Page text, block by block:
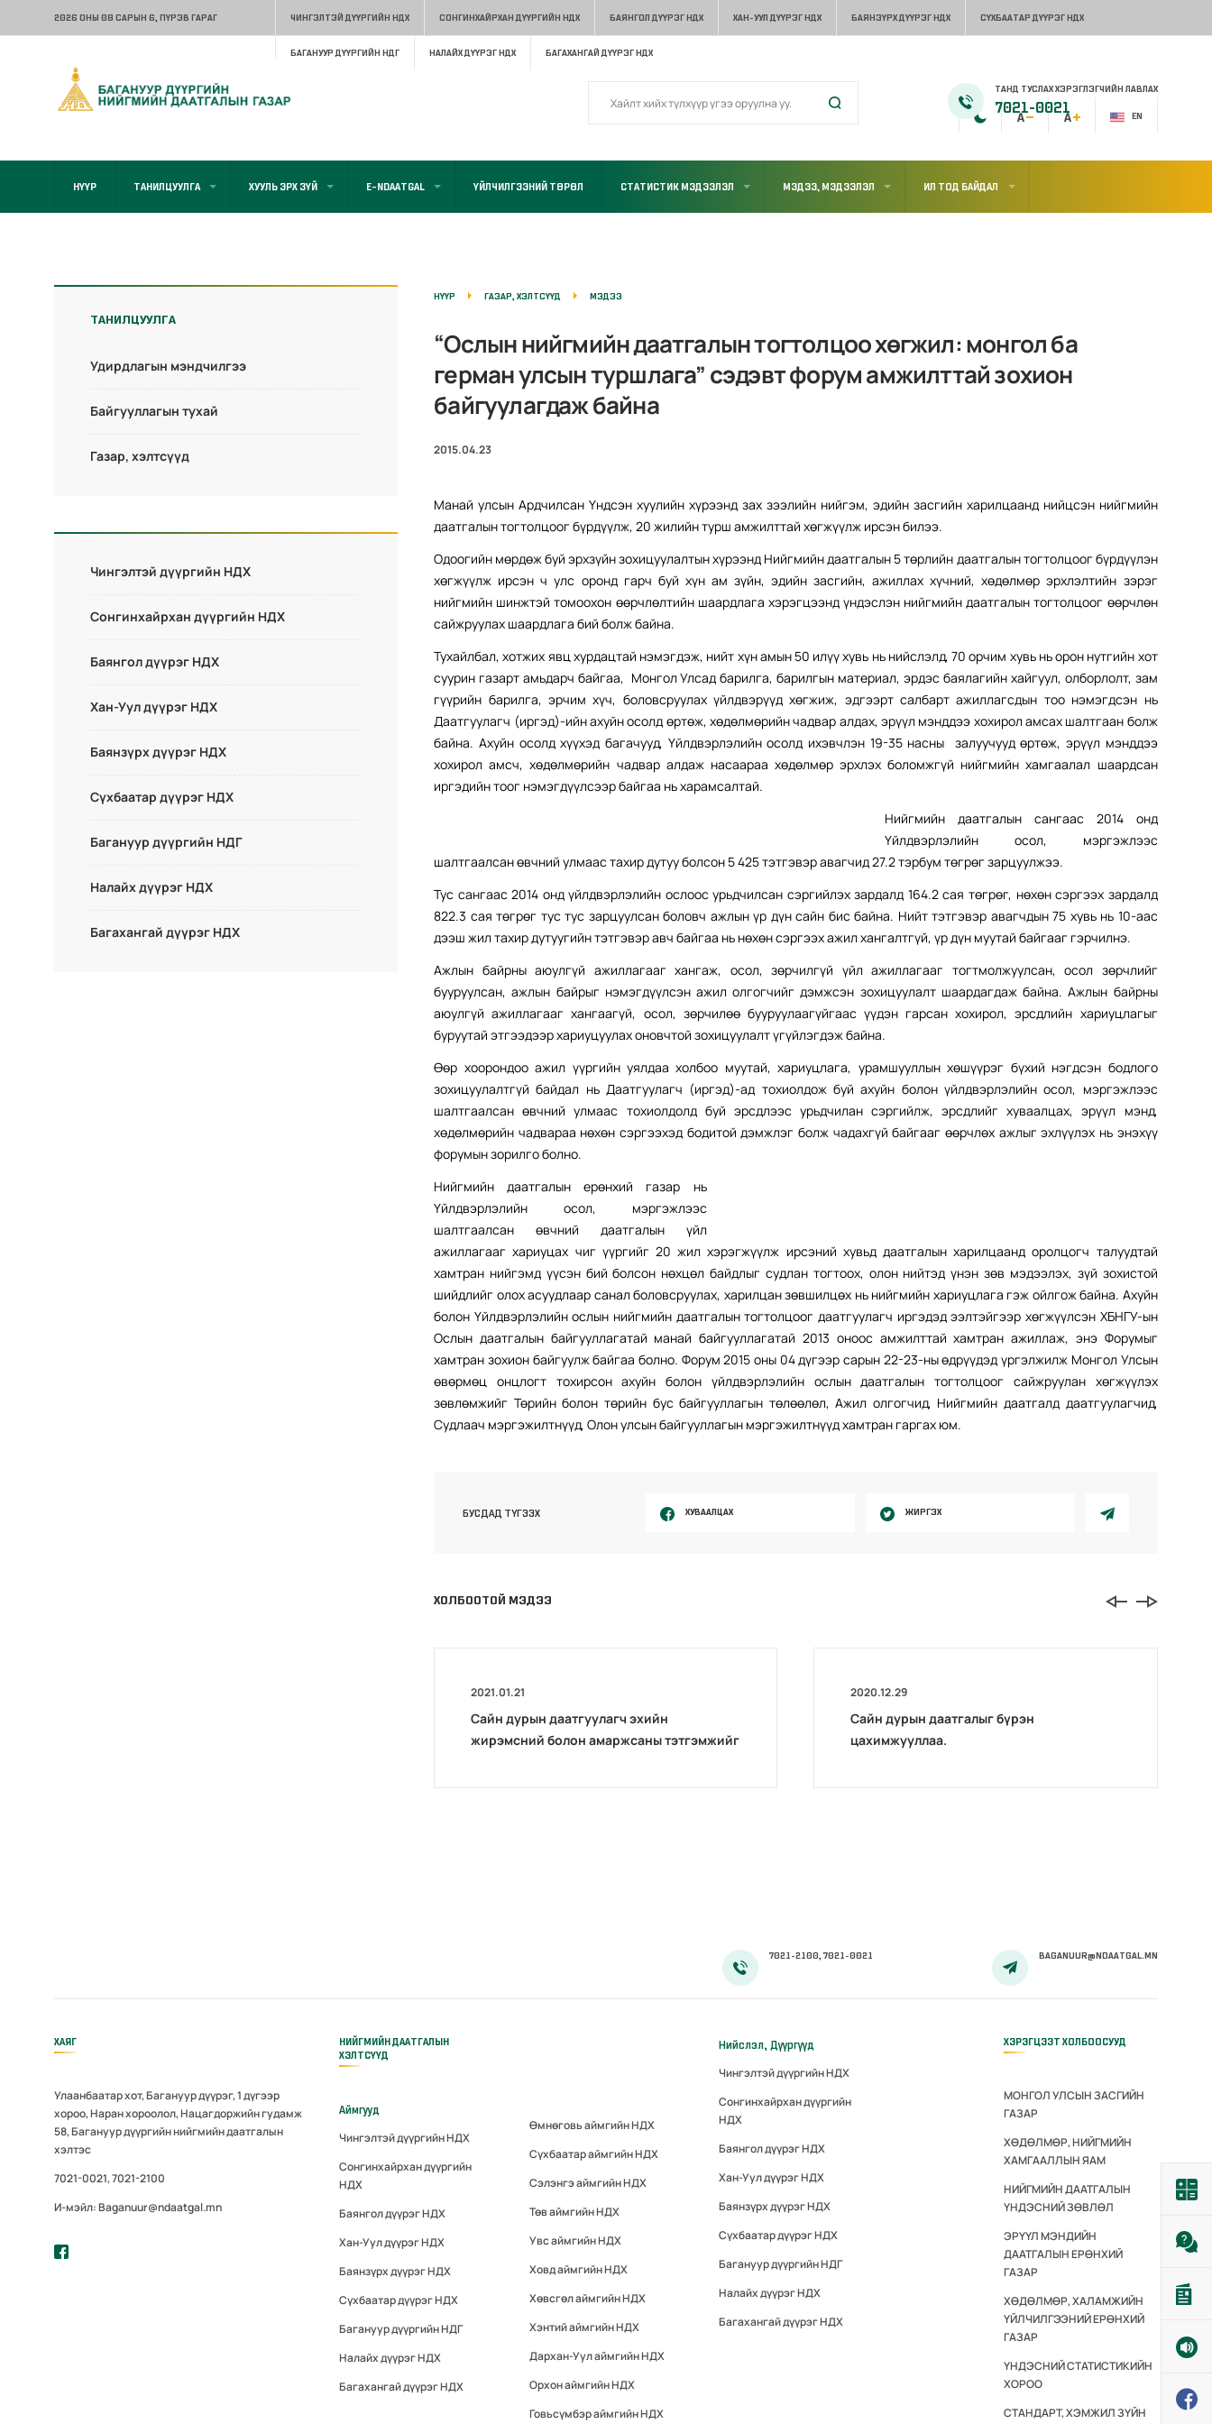
2026 ОНЫ 08 САРЫН 6, ПҮРЭВ ГАРАГ ЧИНГЭЛТЭЙ ДҮҮРГИЙН НДХ СОНГИНХАЙРХАН ДҮҮРГИЙН НДХ БАЯНГОЛ ДҮҮРЭГ НДХ ХАН-УУЛ ДҮҮРЭГ НДХ БАЯНЗҮРХ ДҮҮРЭГ НДХ СҮХБААТАР ДҮҮРЭГ НДХ
БАГАНУУР ДҮҮРГИЙН НДГ НАЛАЙХ ДҮҮРЭГ НДХ БАГАХАНГАЙ ДҮҮРЭГ НДХ
EN
ТАНД ТУСЛАХ ХЭРЭГЛЭГЧИЙН ЛАВЛАХ
7021-0021
НҮҮР ТАНИЛЦУУЛГА ХУУЛЬ ЭРХ ЗҮЙ E-NDAATGAL ҮЙЛЧИЛГЭЭНИЙ ТӨРӨЛ СТАТИСТИК МЭДЭЭЛЭЛ МЭДЭЭ, МЭДЭЭЛЭЛ ИЛ ТОД БАЙДАЛ
ТАНИЛЦУУЛГА
Удирдлагын мэндчилгээ
Байгууллагын тухай
Газар, хэлтсүүд
Чингэлтэй дүүргийн НДХ
Сонгинхайрхан дүүргийн НДХ
Баянгол дүүрэг НДХ
Хан-Уул дүүрэг НДХ
Баянзүрх дүүрэг НДХ
Сүхбаатар дүүрэг НДХ
Багануур дүүргийн НДГ
Налайх дүүрэг НДХ
Багахангай дүүрэг НДХ
НҮҮР ГАЗАР, ХЭЛТСҮҮД МЭДЭЭ
“Ослын нийгмийн даатгалын тогтолцоо хөгжил: монгол ба
герман улсын туршлага” сэдэвт форум амжилттай зохион
байгуулагдаж байна
2015.04.23
Манай улсын Ардчилсан Үндсэн хуулийн хүрээнд зах зээлийн нийгэм, эдийн засгийн харилцаанд нийцсэн нийгмийн
даатгалын тогтолцоог бүрдүүлж, 20 жилийн турш амжилттай хөгжүүлж ирсэн билээ.
Одоогийн мөрдөж буй эрхзүйн зохицуулалтын хүрээнд Нийгмийн даатгалын 5 төрлийн даатгалын тогтолцоог бүрдүүлэн
хөгжүүлж ирсэн ч улс оронд гарч буй хүн ам зүйн, эдийн засгийн, ажиллах хүчний, хөдөлмөр эрхлэлтийн зэрэг
нийгмийн шинжтэй томоохон өөрчлөлтийн шаардлага хэрэгцээнд үндэслэн нийгмийн даатгалын тогтолцоог өөрчлөн
сайжруулах шаардлага бий болж байна.
Тухайлбал, хотжих явц хурдацтай нэмэгдэж, нийт хүн амын 50 илүү хувь нь нийслэлд, 70 орчим хувь нь орон нутгийн хот
суурин газарт амьдарч байгаа, Монгол Улсад барилга, барилгын материал, эрдэс баялагийн хайгуул, олборлолт, зам
гүүрийн барилга, эрчим хүч, боловсруулах үйлдвэрүүд хөгжиж, эдгээрт салбарт ажиллагсдын тоо нэмэгдсэн нь
Даатгуулагч (иргэд)-ийн ахуйн осолд өртөж, хөдөлмөрийн чадвар алдах, эрүүл мэнддээ хохирол амсах шалтгаан болж
байна. Ахуйн осолд хүүхэд багачууд, Үйлдвэрлэлийн осолд ихэвчлэн 19-35 насны залуучууд өртөж, эрүүл мэнддээ
хохирол амсч, хөдөлмөрийн чадвар алдаж насаараа хөдөлмөр эрхлэх боломжгүй нийгмийн хамгаалал шаардсан
иргэдийн тоог нэмэгдүүлсээр байгаа нь харамсалтай.
Нийгмийн даатгалын сангаас 2014 онд
Үйлдвэрлэлийн осол, мэргэжлээс
шалтгаалсан өвчний улмаас тахир дутуу болсон 5 425 тэтгэвэр авагчид 27.2 тэрбум төгрөг зарцуулжээ.
Тус сангаас 2014 онд үйлдвэрлэлийн ослоос урьдчилсан сэргийлэх зардалд 164.2 сая төгрөг, нөхөн сэргээх зардалд
822.3 сая төгрөг тус тус зарцуулсан боловч ажлын үр дүн сайн бис байна. Нийт тэтгэвэр авагчдын 75 хувь нь 10-аас
дээш жил тахир дутуугийн тэтгэвэр авч байгаа нь нөхөн сэргээх ажил хангалтгүй, үр дүн муутай байгааг гэрчилнэ.
Ажлын байрны аюулгүй ажиллагааг хангаж, осол, зөрчилгүй үйл ажиллагааг тогтмолжуулсан, осол зөрчлийг
бууруулсан, ажлын байрыг нэмэгдүүлсэн ажил олгогчийг дэмжсэн зохицуулалт шаардагдаж байна. Ажлын байрны
аюулгүй ажиллагааг хангаагүй, осол, зөрчилөө бууруулаагүйгаас үүдэн гарсан хохирол, эрсдлийн хариуцлагыг
буруутай этгээдээр хариуцуулах оновчтой зохицуулалт үгүйлэгдэж байна.
Өөр хоорондоо ажил үүргийн уялдаа холбоо муутай, хариуцлага, урамшууллын хөшүүрэг бүхий нэгдсэн бодлого
зохицуулалтгүй байдал нь Даатгуулагч (иргэд)-ад тохиолдож буй ахуйн болон үйлдвэрлэлийн осол, мэргэжлээс
шалтгаалсан өвчний улмаас тохиолдолд буй эрсдлээс урьдчилан сэргийлж, эрсдлийг хуваалцах, эрүүл мэнд,
хөдөлмөрийн чадвараа нөхөн сэргээхэд бодитой дэмжлэг болж чадахгүй байгааг өөрчлөх ажлыг эхлүүлэх нь энэхүү
форумын зорилго болно.
Нийгмийн даатгалын ерөнхий газар нь
Үйлдвэрлэлийн осол, мэргэжлээс
шалтгаалсан өвчний даатгалын үйл
ажиллагааг хариуцах чиг үүргийг 20 жил хэрэгжүүлж ирсэний хувьд даатгалын харилцаанд оролцогч талуудтай
хамтран нийгэмд үүсэн бий болсон нөхцөл байдлыг судлан тогтоох, олон нийтэд үнэн зөв мэдээлэх, зүй зохистой
шийдлийг олох асуудлаар санал боловсруулах, харилцан зөвшилцөх нь нийгмийн хариуцлага гэж ойлгож байна. Ахуйн
болон Үйлдвэрлэлийн ослын нийгмийн даатгалын тогтолцоог даатгуулагч иргэдэд ээлтэйгээр хөгжүүлсэн ХБНГУ-ын
Ослын даатгалын байгууллагатай манай байгууллагатай 2013 оноос амжилттай хамтран ажиллаж, энэ Форумыг
хамтран зохион байгуулж байгаа болно. Форум 2015 оны 04 дүгээр сарын 22-23-ны өдрүүдэд үргэлжилж Монгол Улсын
өвөрмөц онцлогт тохирсон ахуйн болон үйлдвэрлэлийн ослын даатгалын тогтолцоог сайжруулан хөгжүүлэх
зөвлөмжийг Төрийн болон төрийн бус байгууллагын төлөөлөл, Ажил олгогчид, Нийгмийн даатгалд даатгуулагчид,
Судлаач мэргэжилтнүүд, Олон улсын байгууллагын мэргэжилтнүүд хамтран гаргах юм.
БУСДАД ТҮГЭЭХ ХУВААЛЦАХ ЖИРГЭХ
ХОЛБООТОЙ МЭДЭЭ
2021.01.21
Сайн дурын даатгуулагч эхийн
жирэмсний болон амаржсаны тэтгэмжийг
2020.12.29
Сайн дурын даатгалыг бүрэн
цахимжууллаа.
7021-2100, 7021-0021 BAGANUUR@NDAATGAL.MN
ХАЯГ
Улаанбаатар хот, Багануур дүүрэг, 1 дүгээр
хороо, Наран хороолол, Нацагдоржийн гудамж
58, Багануур дүүргийн нийгмийн даатгалын
хэлтэс
7021-0021, 7021-2100
И-мэйл: Baganuur@ndaatgal.mn
НИЙГМИЙН ДААТГАЛЫН
ХЭЛТСҮҮД
Аймгууд
Чингэлтэй дүүргийн НДХ
Сонгинхайрхан дүүргийн
НДХ
Баянгол дүүрэг НДХ
Хан-Уул дүүрэг НДХ
Баянзүрх дүүрэг НДХ
Сүхбаатар дүүрэг НДХ
Багануур дүүргийн НДГ
Налайх дүүрэг НДХ
Багахангай дүүрэг НДХ
Өмнөговь аймгийн НДХ
Сүхбаатар аймгийн НДХ
Сэлэнгэ аймгийн НДХ
Төв аймгийн НДХ
Увс аймгийн НДХ
Ховд аймгийн НДХ
Хөвсгөл аймгийн НДХ
Хэнтий аймгийн НДХ
Дархан-Уул аймгийн НДХ
Орхон аймгийн НДХ
Говьсүмбэр аймгийн НДХ
Нийслэл, Дүүргүүд
Чингэлтэй дүүргийн НДХ
Сонгинхайрхан дүүргийн
НДХ
Баянгол дүүрэг НДХ
Хан-Уул дүүрэг НДХ
Баянзүрх дүүрэг НДХ
Сүхбаатар дүүрэг НДХ
Багануур дүүргийн НДГ
Налайх дүүрэг НДХ
Багахангай дүүрэг НДХ
ХЭРЭГЦЭЭТ ХОЛБООСУУД
МОНГОЛ УЛСЫН ЗАСГИЙН
ГАЗАР
ХӨДӨЛМӨР, НИЙГМИЙН
ХАМГААЛЛЫН ЯАМ
НИЙГМИЙН ДААТГАЛЫН
ҮНДЭСНИЙ ЗӨВЛӨЛ
ЭРҮҮЛ МЭНДИЙН
ДААТГАЛЫН ЕРӨНХИЙ
ГАЗАР
ХӨДӨЛМӨР, ХАЛАМЖИЙН
ҮЙЛЧИЛГЭЭНИЙ ЕРӨНХИЙ
ГАЗАР
ҮНДЭСНИЙ СТАТИСТИКИЙН
ХОРОО
СТАНДАРТ, ХЭМЖИЛ ЗҮЙН